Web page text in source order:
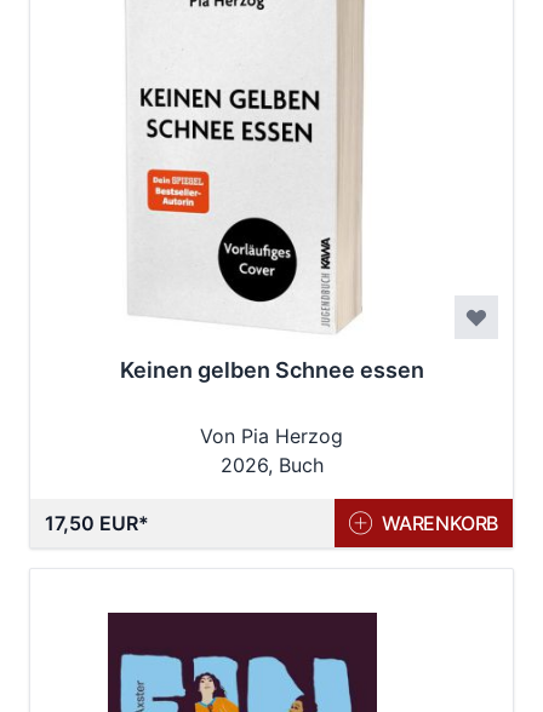
Keinen gelben Schnee essen
Von Pia Herzog
2026, Buch
17,50 EUR WARENKORB